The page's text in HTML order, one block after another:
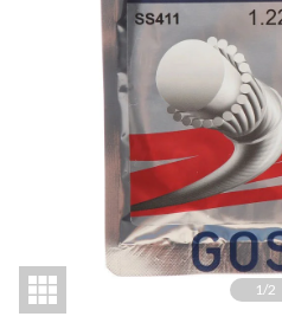
1 /2